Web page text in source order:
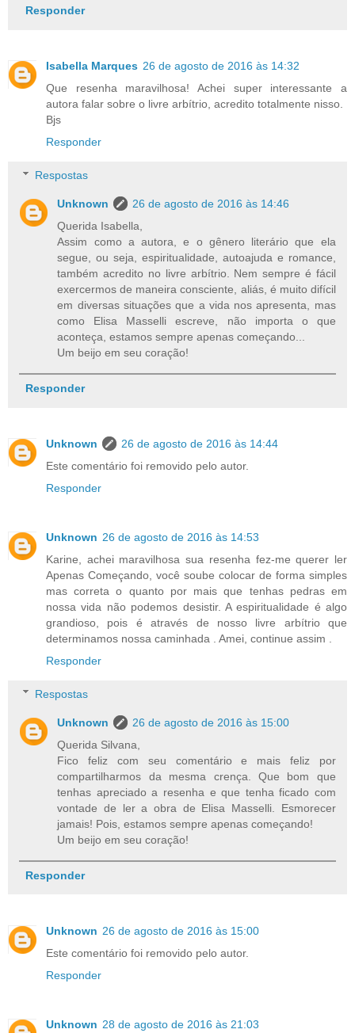
Responder
Isabella Marques 26 de agosto de 2016 às 14:32
Que resenha maravilhosa! Achei super interessante a
autora falar sobre o livre arbítrio, acredito totalmente nisso.
Bjs
Responder
Respostas
Unknown
26 de agosto de 2016 às 14:46
Querida Isabella,
Assim como a autora, e o gênero literário que ela
segue, ou seja, espiritualidade, autoajuda e romance,
também acredito no livre arbítrio. Nem sempre é fácil
exercermos de maneira consciente, aliás, é muito difícil
em diversas situações que a vida nos apresenta, mas
como Elisa Masselli escreve, não importa o que
aconteça, estamos sempre apenas começando...
Um beijo em seu coração!
Responder
Unknown
26 de agosto de 2016 às 14:44
Este comentário foi removido pelo autor.
Responder
Unknown 26 de agosto de 2016 às 14:53
Karine, achei maravilhosa sua resenha fez-me querer ler
Apenas Começando, você soube colocar de forma simples
mas correta o quanto por mais que tenhas pedras em
nossa vida não podemos desistir. A espiritualidade é algo
grandioso, pois é através de nosso livre arbítrio que
determinamos nossa caminhada . Amei, continue assim .
Responder
Respostas
Unknown
26 de agosto de 2016 às 15:00
Querida Silvana,
Fico feliz com seu comentário e mais feliz por
compartilharmos da mesma crença. Que bom que
tenhas apreciado a resenha e que tenha ficado com
vontade de ler a obra de Elisa Masselli. Esmorecer
jamais! Pois, estamos sempre apenas começando!
Um beijo em seu coração!
Responder
Unknown 26 de agosto de 2016 às 15:00
Este comentário foi removido pelo autor.
Responder
Unknown 28 de agosto de 2016 às 21:03